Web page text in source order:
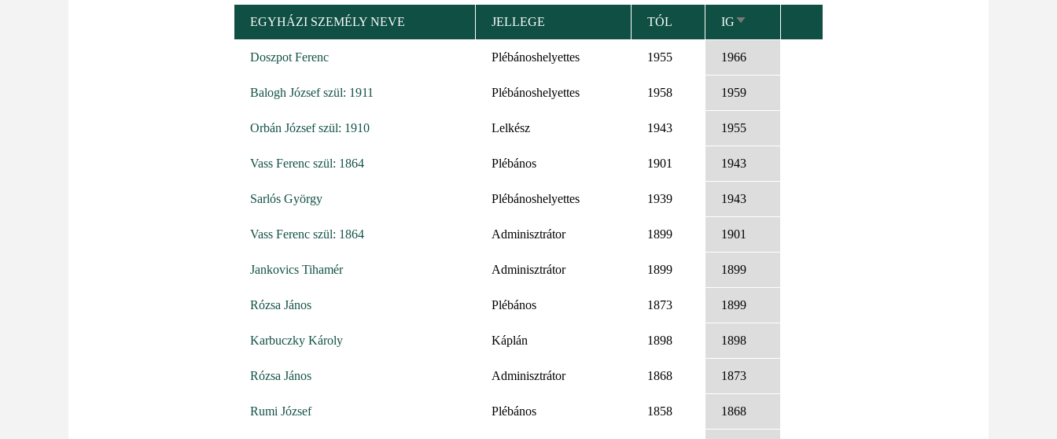
EGYHÁZI SZEMÉLY NEVE JELLEGE TÓL IGNÖVEKVŐ
RENDEZÉS
Doszpot Ferenc
Plébánoshelyettes 1955 1966
Balogh József szül: 1911 Plébánoshelyettes 1958 1959
Orbán József szül: 1910 Lelkész 1943 1955
Vass Ferenc szül: 1864 Plébános 1901 1943
Sarlós György Plébánoshelyettes 1939 1943
Vass Ferenc szül: 1864 Adminisztrátor 1899 1901
Jankovics Tihamér Adminisztrátor 1899 1899
Rózsa János Plébános 1873 1899
Karbuczky Károly Káplán 1898 1898
Rózsa János Adminisztrátor 1868 1873
Rumi József Plébános 1858 1868